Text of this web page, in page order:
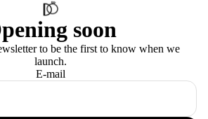
soon
to be the first to know when we
launch.
E-mail